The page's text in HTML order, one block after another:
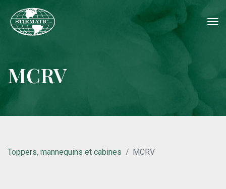
MCRV
Toppers, mannequins et cabines MCRV